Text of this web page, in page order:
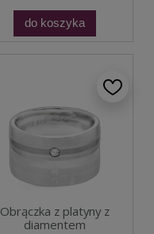
do koszyka
Obrączka z platyny z
diamentem